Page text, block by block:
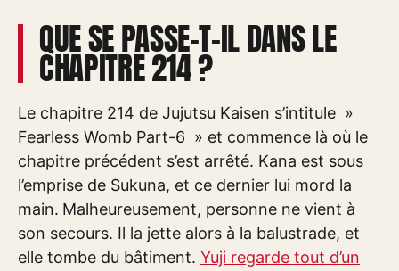
QUE SE PASSE-T-IL DANS LE
CHAPITRE 214 ?
Le chapitre 214 de Jujutsu Kaisen s’intitule »
Fearless Womb Part-6 » et commence là où le
chapitre précédent s’est arrêté. Kana est sous
l’emprise de Sukuna, et ce dernier lui mord la
main. Malheureusement, personne ne vient à
son secours. Il la jette alors à la balustrade, et
elle tombe du bâtiment. Yuji regarde tout d’un